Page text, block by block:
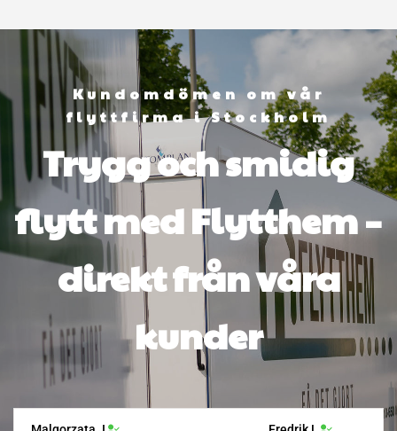
Kundomdömen om vår
flyttfirma i Stockholm
Trygg och smidig
flytt med Flytthem –
direkt från våra
kunder